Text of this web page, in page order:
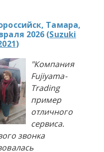
Тамара,
2026 (Suzuki
)
"Компания
Fujiyama-
Trading
пример
отличного
сервиса.
звонка